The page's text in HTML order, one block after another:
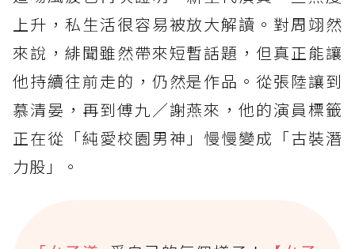
上升，私生活很容易被放大解讀。對周翊然
來說，緋聞雖然帶來短暫話題，但真正能讓
他持續往前走的，仍然是作品。從張陸讓到
慕清晏，再到傅九／謝燕來，他的演員標籤
正在從「純愛校園男神」慢慢變成「古裝潛
力股」。